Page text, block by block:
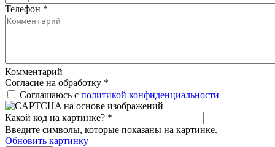
Телефон *
Комментарий
Согласие на обработку *
Соглашаюсь с политикой конфиденциальности
Какой код на картинке? *
Введите символы, которые показаны на картинке.
Обновить картинку